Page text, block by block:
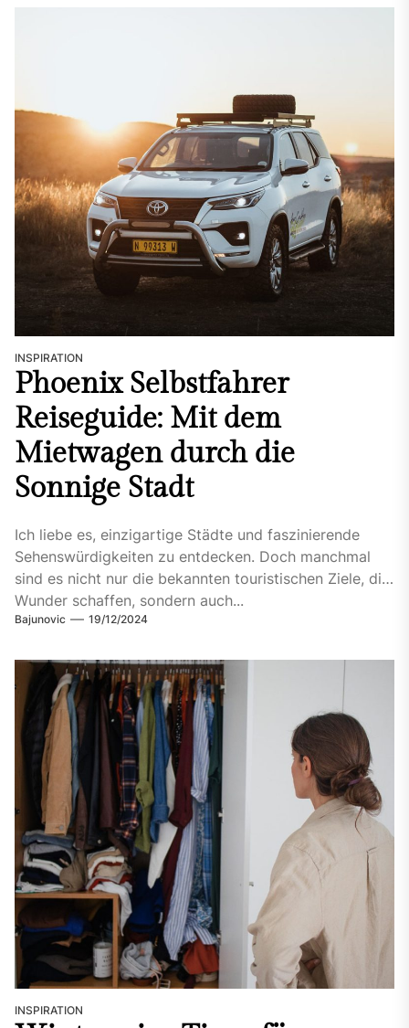
INSPIRATION
Phoenix Selbstfahrer
Reiseguide: Mit dem
Mietwagen durch die
Sonnige Stadt
Ich liebe es, einzigartige Städte und faszinierende
Sehenswürdigkeiten zu entdecken. Doch manchmal
sind es nicht nur die bekannten touristischen Ziele, die
Wunder schaffen, sondern auch...
Bajunovic 19/12/2024
INSPIRATION